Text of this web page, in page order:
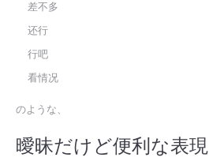
差不多
还行
行吧
看情况
のような、
曖昧だけど便利な表現